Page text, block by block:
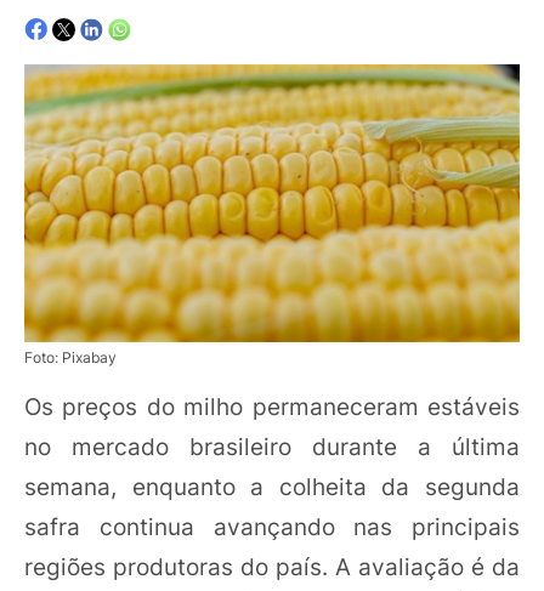
Foto: Pixabay
Os preços do milho permaneceram estáveis
no mercado brasileiro durante a última
semana, enquanto a colheita da segunda
safra continua avançando nas principais
regiões produtoras do país. A avaliação é da